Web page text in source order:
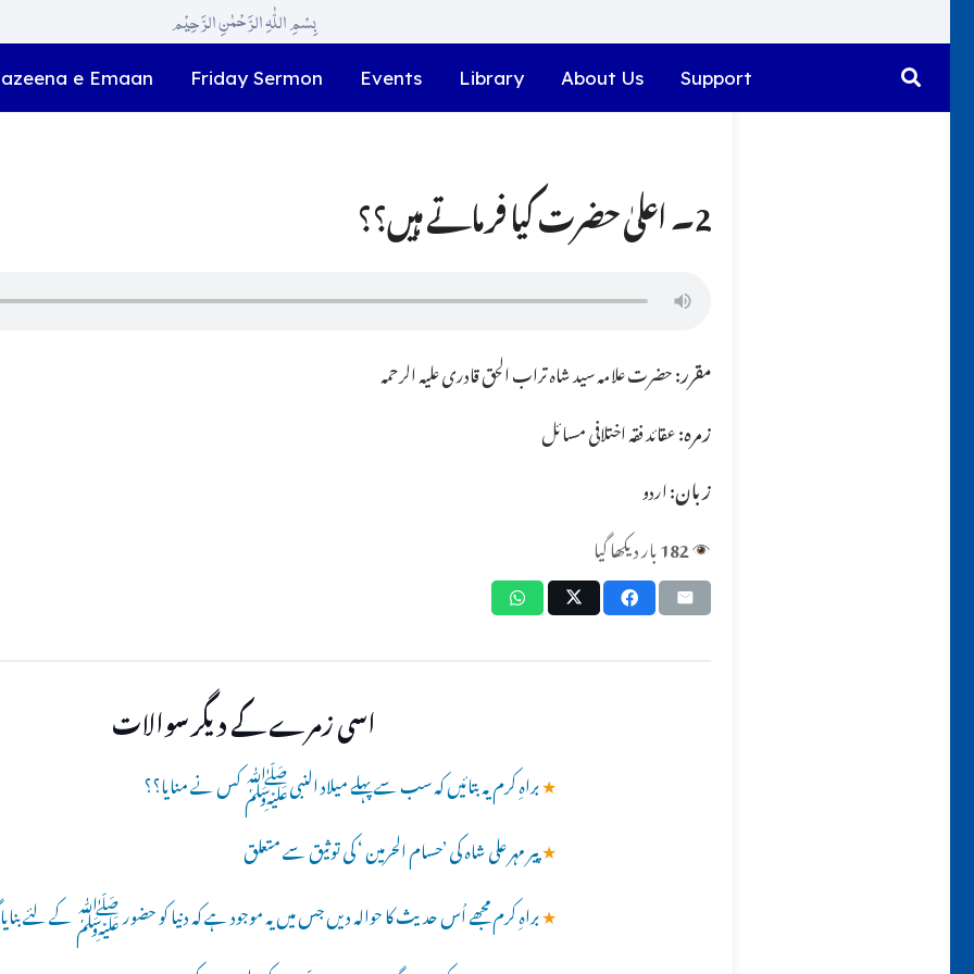
بِسْمِ اللّٰہِ الرَّحْمٰنِ الرَّحِیْم
e Emaan Friday Sermon Events Library About Us Support
2۔ اعلیٰ حضرت کیا فرماتے ہیں؟؟
مقرر:حضرت علامہ سید شاہ تراب الحق قادری علیہ الرحمہ
زمرہ:عقائد فقہ اختلافی مسائل
زبان:اردو
182بار دیکھا گیا
اسی زمرے کے دیگر سوالات
★براہِ کرم یہ بتائیں کہ سب سے پہلے میلاد النبیﷺ کس نے منایا؟؟
★پیر مہر علی شاہ کی ’حسام الحرمین ‘ کی توثیق سے متعلق
★براہِ کرم مجھے اُس حدیث کا حوالہ دیں جس میں یہ موجود ہے کہ دنیا کو حضور ﷺ کے لئے